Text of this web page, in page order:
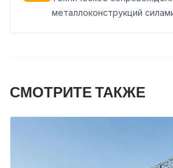
металлоконструкций
СМОТРИТЕ ТАКЖЕ